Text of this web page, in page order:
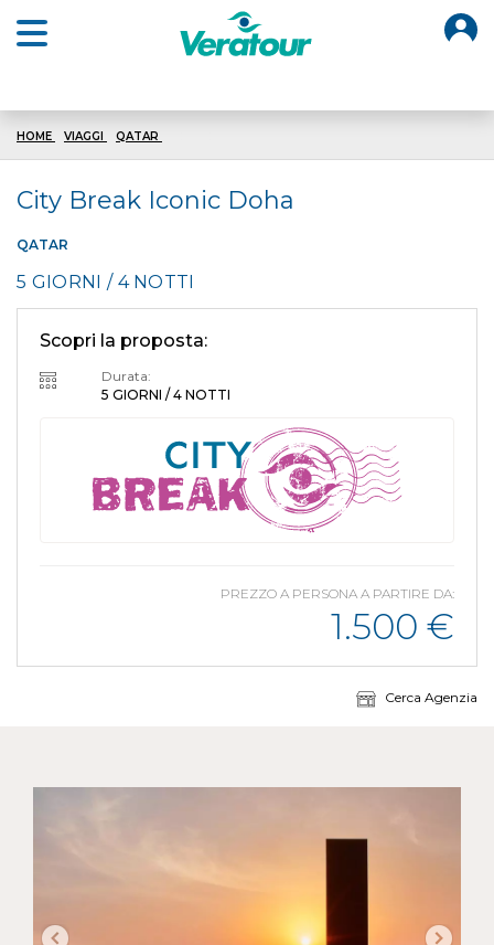
HOME VIAGGI QATAR
City Break Iconic Doha
QATAR
5 GIORNI / 4 NOTTI
Scopri la proposta:
Durata:
5 GIORNI / 4 NOTTI
PREZZO A PERSONA A PARTIRE DA:
1.500 €
Cerca Agenzia